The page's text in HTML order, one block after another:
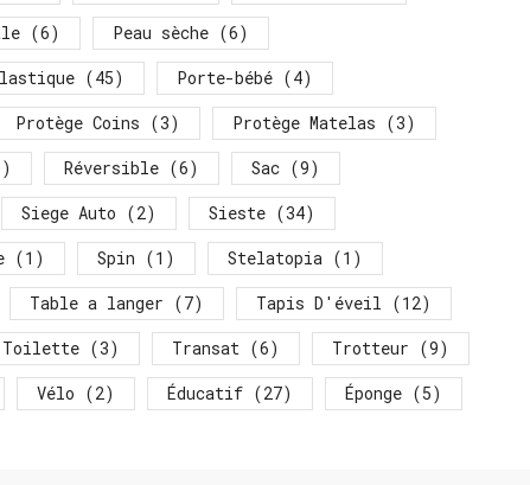
(6) Peau sèche (6)
(45) Porte-bébé (4)
Protège Coins (3) Protège Matelas (3)
Réversible (6) Sac (9)
Siege Auto (2) Sieste (34)
(1) Spin (1) Stelatopia (1)
Table a langer (7) Tapis D'éveil
(12)
Toilette (3) Transat (6) Trotteur (9)
Vélo (2) Éducatif (27) Éponge (5)